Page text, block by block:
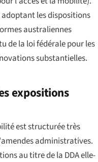
adoptant les dispositions
australiennes
de la loi fédérale pour les
substantielles.
expositions
est structurée très
administratives.
au titre de la DDA elle-